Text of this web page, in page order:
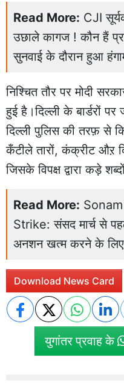
Read More: CJI
उछाले कागज ! कौन हैं
सुनवाई के दौरान हुआ
निश्चित तौर पर मोदी
हुई है।दिल्ली के बार्डरों
दिल्ली पुलिस की तरफ़ से
कँटीले तारों, कंक्रीट औऱ
जिसके विपक्ष द्वारा कड़े
Read More:
Strike: संसद मार्च से
अनशन खत्म करने के लिए
Download News Card
युगांतर प्रवाह के